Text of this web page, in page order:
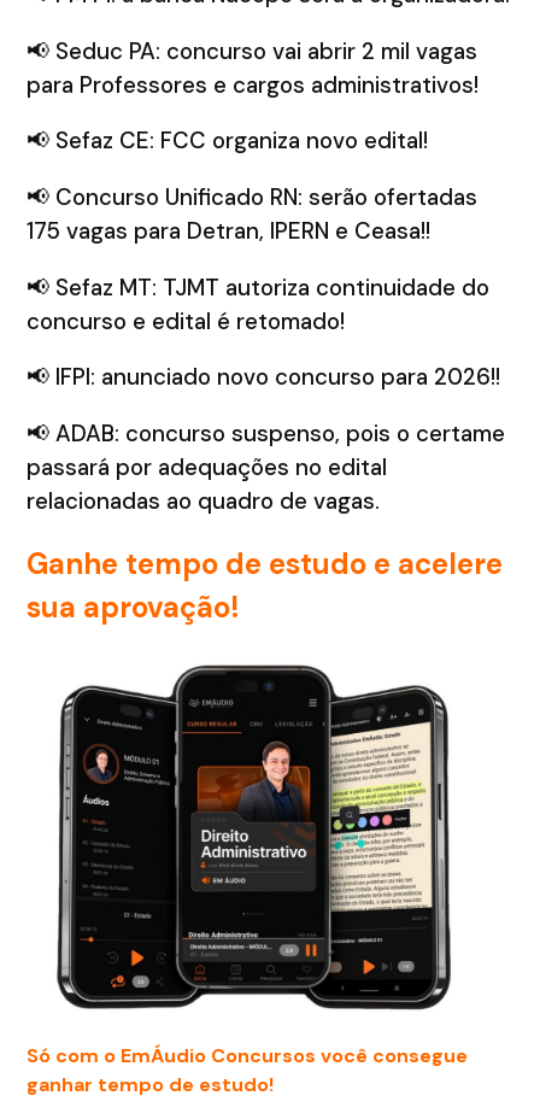
📢 Seduc PA: concurso vai abrir 2 mil vagas
para Professores e cargos administrativos!
📢 Sefaz CE: FCC organiza novo edital!
📢 Concurso Unificado RN: serão ofertadas
175 vagas para Detran, IPERN e Ceasa!!
📢 Sefaz MT: TJMT autoriza continuidade do
concurso e edital é retomado!
📢 IFPI: anunciado novo concurso para 2026!!
📢 ADAB: concurso suspenso, pois o certame
passará por adequações no edital
relacionadas ao quadro de vagas.
Ganhe tempo de estudo e acelere
sua aprovação!
Só com o EmÁudio Concursos você consegue
ganhar tempo de estudo!